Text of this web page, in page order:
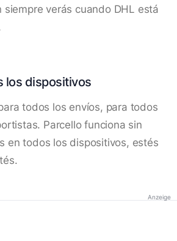
siempre verás cuando DHL está
los dispositivos
todos los envíos, para todos
Parcello funciona sin
en todos los dispositivos, estés
Anzeige